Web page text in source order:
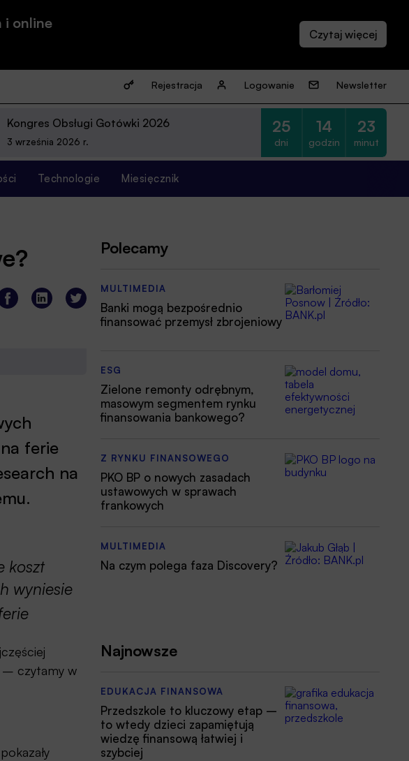
i online
Rejestracja Logowanie Newsletter
Kongres Obsługi Gotówki 2026
3 września 2026 r.
25
dni
14
godzin
23
minut
Technologie Miesięcznik
ferie
na
koszt
wyniesie
– czytamy w
Polecamy
MULTIMEDIA
Banki mogą bezpośrednio
finansować przemysł zbrojeniowy
ESG
Zielone remonty odrębnym,
masowym segmentem rynku
finansowania bankowego?
Z RYNKU FINANSOWEGO
PKO BP o nowych zasadach
ustawowych w sprawach
frankowych
MULTIMEDIA
Na czym polega faza Discovery?
Najnowsze
EDUKACJA FINANSOWA
Przedszkole to kluczowy etap –
to wtedy dzieci zapamiętują
wiedzę finansową łatwiej i
szybciej